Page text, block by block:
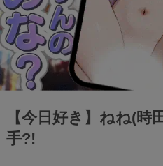
【今日好き】ねね(時
手?!